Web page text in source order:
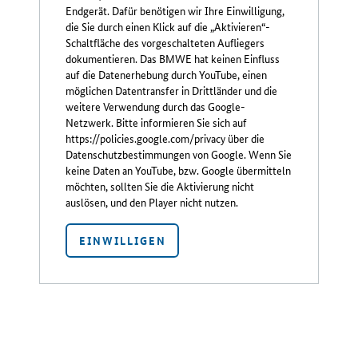
Endgerät. Dafür benötigen wir Ihre Einwilligung,
die Sie durch einen Klick auf die „Aktivieren“-
Schaltfläche des vorgeschalteten Aufliegers
dokumentieren. Das BMWE hat keinen Einfluss
auf die Datenerhebung durch YouTube, einen
möglichen Datentransfer in Drittländer und die
weitere Verwendung durch das Google-
Netzwerk. Bitte informieren Sie sich auf
https://policies.google.com/privacy über die
Datenschutzbestimmungen von Google. Wenn Sie
keine Daten an YouTube, bzw. Google übermitteln
möchten, sollten Sie die Aktivierung nicht
auslösen, und den Player nicht nutzen.
EINWILLIGEN